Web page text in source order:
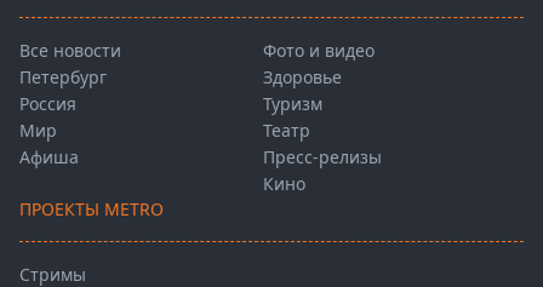
Все новости
Петербург
Россия
Мир
Афиша
Фото и видео
Здоровье
Туризм
Театр
Пресс-релизы
Кино
ПРОЕКТЫ METRO
Стримы